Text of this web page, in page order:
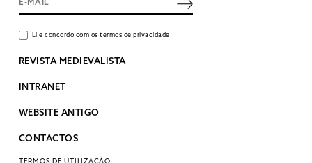
Li e concordo com os termos de privacidade
REVISTA MEDIEVALISTA
INTRANET
WEBSITE ANTIGO
CONTACTOS